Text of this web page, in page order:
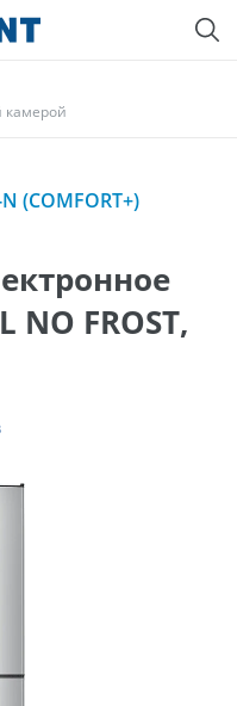
камерой
(COMFORT+)
FROST,